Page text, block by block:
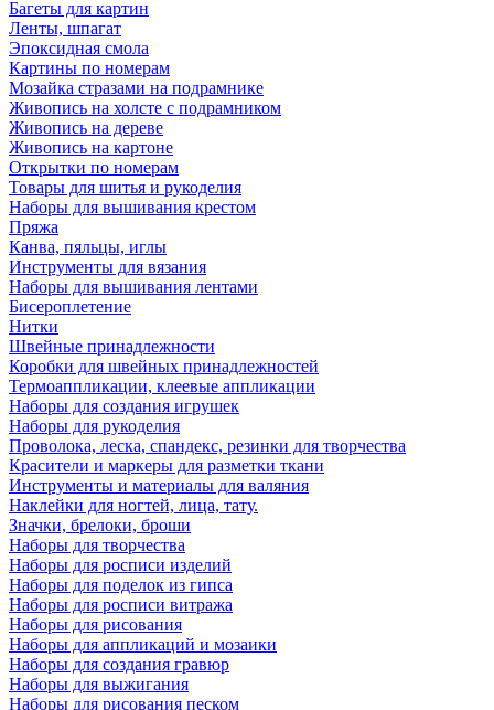
Багеты для картин
Ленты, шпагат
Эпоксидная смола
Картины по номерам
Мозайка стразами на подрамнике
Живопись на холсте с подрамником
Живопись на дереве
Живопись на картоне
Открытки по номерам
Товары для шитья и рукоделия
Наборы для вышивания крестом
Пряжа
Канва, пяльцы, иглы
Инструменты для вязания
Наборы для вышивания лентами
Бисероплетение
Нитки
Швейные принадлежности
Коробки для швейных принадлежностей
Термоаппликации, клеевые аппликации
Наборы для создания игрушек
Наборы для рукоделия
Проволока, леска, спандекс, резинки для творчества
Красители и маркеры для разметки ткани
Инструменты и материалы для валяния
Наклейки для ногтей, лица, тату.
Значки, брелоки, броши
Наборы для творчества
Наборы для росписи изделий
Наборы для поделок из гипса
Наборы для росписи витража
Наборы для рисования
Наборы для аппликаций и мозаики
Наборы для создания гравюр
Наборы для выжигания
Наборы для рисования песком